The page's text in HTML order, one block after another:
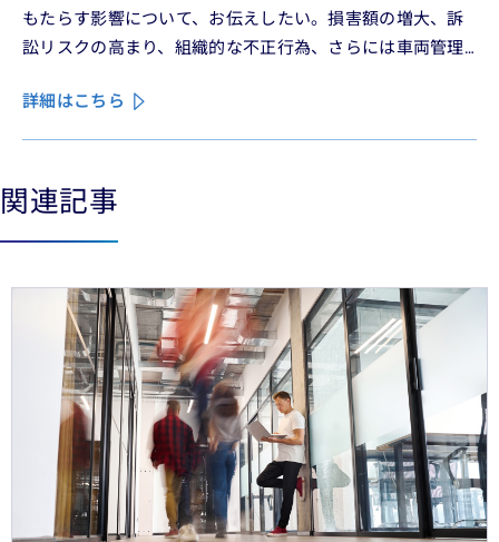
もたらす影響について、お伝えしたい。損害額の増大、訴
訟リスクの高まり、組織的な不正行為、さらには車両管理
ある。
詳細はこちら
See more See less
関連記事